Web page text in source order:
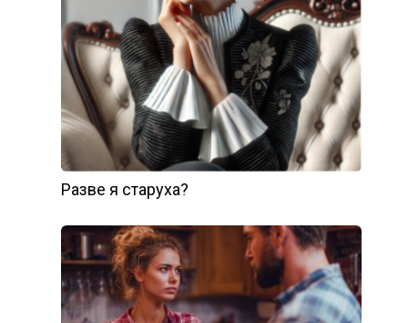
Разве я старуха?